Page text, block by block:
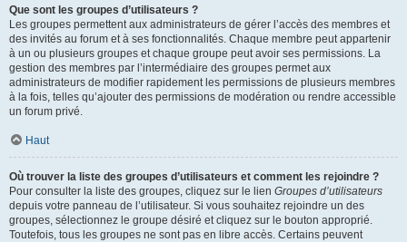
Que sont les groupes d’utilisateurs ?
Les groupes permettent aux administrateurs de gérer l’accès des membres et
des invités au forum et à ses fonctionnalités. Chaque membre peut appartenir
à un ou plusieurs groupes et chaque groupe peut avoir ses permissions. La
gestion des membres par l’intermédiaire des groupes permet aux
administrateurs de modifier rapidement les permissions de plusieurs membres
à la fois, telles qu’ajouter des permissions de modération ou rendre accessible
un forum privé.
Haut
Où trouver la liste des groupes d’utilisateurs et comment les rejoindre ?
Pour consulter la liste des groupes, cliquez sur le lien Groupes d’utilisateurs
depuis votre panneau de l’utilisateur. Si vous souhaitez rejoindre un des
groupes, sélectionnez le groupe désiré et cliquez sur le bouton approprié.
Toutefois, tous les groupes ne sont pas en libre accès. Certains peuvent